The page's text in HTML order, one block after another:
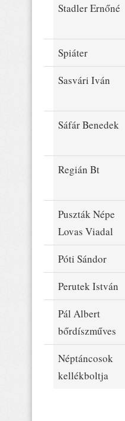
Stadler Ernőné
Spiáter
Sasvári Iván
Sáfár Benedek
Regián Bt
Puszták Népe
Lovas Viadal
Póti Sándor
Perutek István
Pál Albert
bőrdíszműves
Néptáncosok
kellékboltja